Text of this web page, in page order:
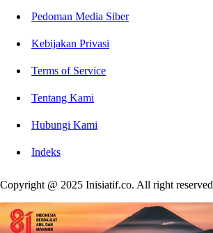
Pedoman Media Siber
Kebijakan Privasi
Terms of Service
Tentang Kami
Hubungi Kami
Indeks
Copyright @ 2025 Inisiatif.co. All right reserved